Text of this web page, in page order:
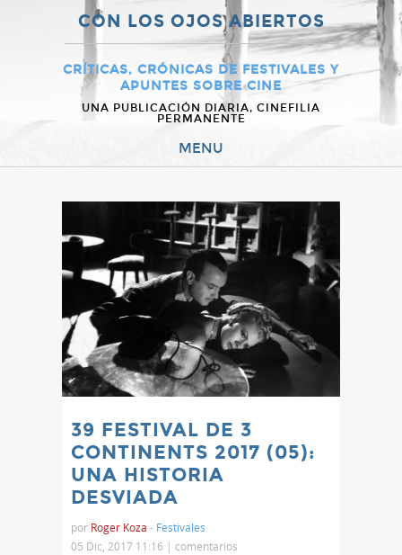
CON LOS OJOS ABIERTOS
CRÍTICAS, CRÓNICAS DE FESTIVALES Y
APUNTES SOBRE CINE
UNA PUBLICACIÓN DIARIA, CINEFILIA
PERMANENTE
MENU
39 FESTIVAL DE 3
CONTINENTS 2017 (05):
UNA HISTORIA
DESVIADA
por Roger Koza - Festivales
05 Dic, 2017 11:16 | comentarios